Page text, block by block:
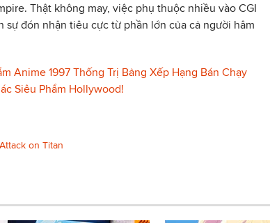
Thật không may, việc phụ thuộc nhiều vào CGI
sự đón nhận tiêu cực từ phần lớn của cả người hâm
Anime 1997 Thống Trị Bảng Xếp Hạng Bán Chạy
Siêu Phẩm Hollywood!
Attack on Titan